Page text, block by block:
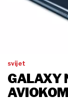
svijet
GALAXY